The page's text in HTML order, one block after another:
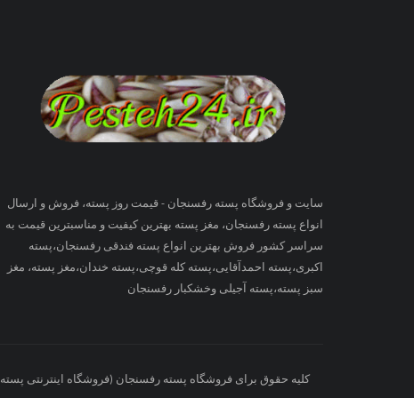
سایت و فروشگاه پسته رفسنجان - قیمت روز پسته، فروش و ارسال
انواع پسته رفسنجان، مغز پسته بهترین کیفیت و مناسبترین قیمت به
سراسر کشور فروش بهترین انواع پسته فندقی رفسنجان،پسته
اکبری،پسته احمدآقایی،پسته کله قوچی،پسته خندان،مغز پسته، مغز
سبز پسته،پسته آجیلی وخشکبار رفسنجان
کلیه حقوق برای فروشگاه پسته رفسنجان (فروشگاه اینترنتی پسته ۲۴) محفوظ می باشد